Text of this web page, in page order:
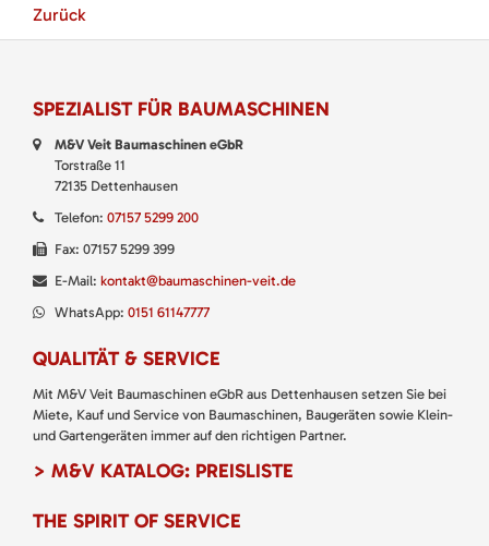
Zurück
SPEZIALIST FÜR BAUMASCHINEN
M&V Veit Baumaschinen eGbR
Torstraße 11
72135 Dettenhausen
Telefon: 07157 5299 200
Fax: 07157 5299 399
E-Mail: kontakt@baumaschinen-veit.de
WhatsApp: 0151 61147777
QUALITÄT & SERVICE
Mit M&V Veit Baumaschinen eGbR aus Dettenhausen setzen Sie bei
Miete, Kauf und Service von Baumaschinen, Baugeräten sowie Klein-
und Gartengeräten immer auf den richtigen Partner.
> M&V KATALOG: PREISLISTE
THE SPIRIT OF SERVICE